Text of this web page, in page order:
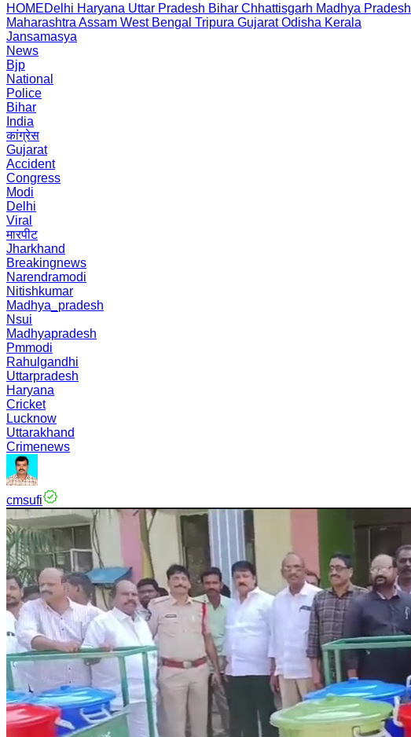
HOMEDelhi Haryana Uttar Pradesh Bihar Chhattisgarh Madhya Pradesh
Maharashtra Assam West Bengal Tripura Gujarat Odisha Kerala
Jansamasya
News
Bjp
National
Police
Bihar
India
कांग्रेस
Gujarat
Accident
Congress
Modi
Delhi
Viral
मारपीट
Jharkhand
Breakingnews
Narendramodi
Nitishkumar
Madhya_pradesh
Nsui
Madhyapradesh
Pmmodi
Rahulgandhi
Uttarpradesh
Haryana
Cricket
Lucknow
Uttarakhand
Crimenews
cmsufi